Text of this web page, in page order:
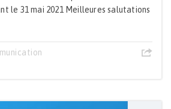
le 31 mai 2021 Meilleures salutations